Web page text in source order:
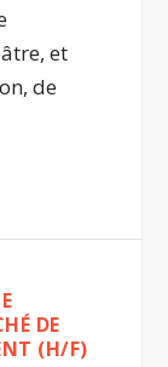
et
de
DE
(H/F)